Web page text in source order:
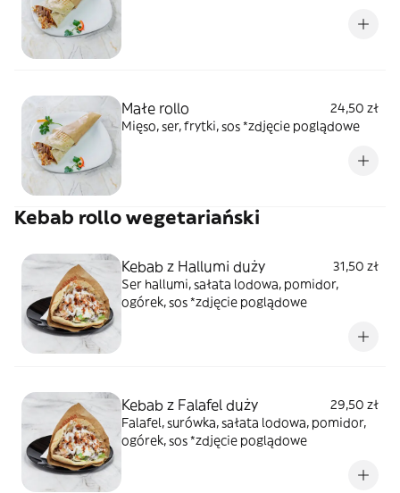
Małe rollo
24,50 zł
Mięso, ser, frytki, sos *zdjęcie poglądowe
Kebab rollo wegetariański
Kebab z Hallumi duży
31,50 zł
Ser hallumi, sałata lodowa, pomidor,
ogórek, sos *zdjęcie poglądowe
Kebab z Falafel duży
29,50 zł
Falafel, surówka, sałata lodowa, pomidor,
ogórek, sos *zdjęcie poglądowe